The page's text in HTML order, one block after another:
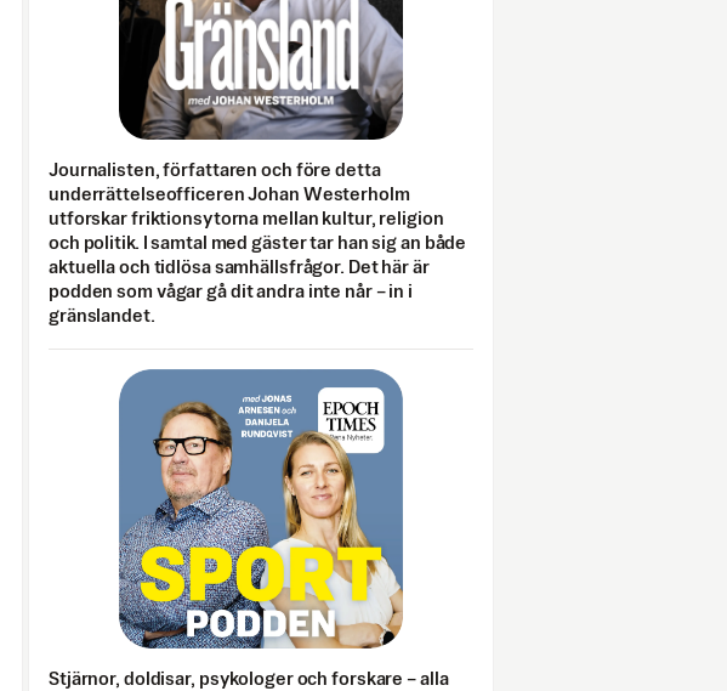
Journalisten, författaren och före detta
underrättelseofficeren Johan Westerholm
utforskar friktionsytorna mellan kultur, religion
och politik. I samtal med gäster tar han sig an både
aktuella och tidlösa samhällsfrågor. Det här är
podden som vågar gå dit andra inte når – in i
gränslandet.
Stjärnor, doldisar, psykologer och forskare – alla